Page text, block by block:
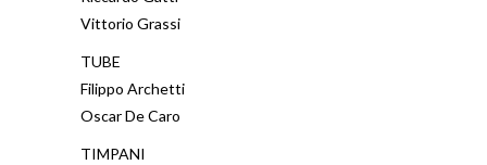
Vittorio Grassi
TUBE
Filippo Archetti
Oscar De Caro
TIMPANI